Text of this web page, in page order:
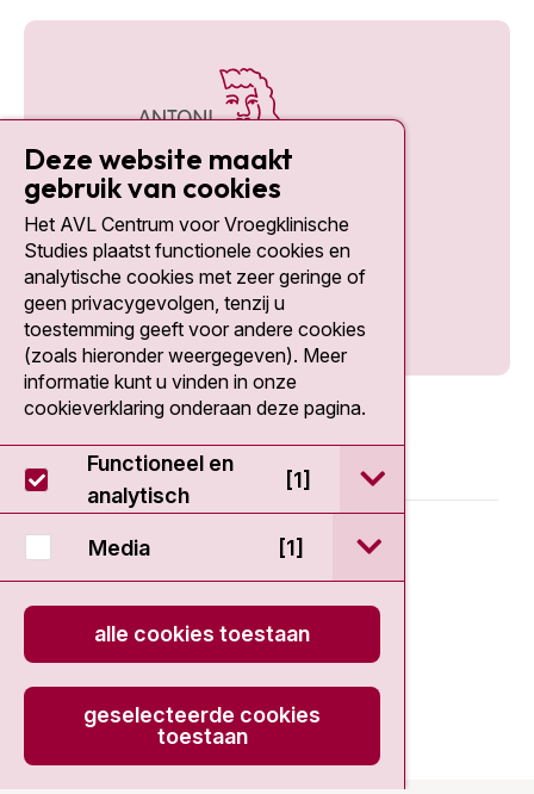
Social media
© 2026 - EDDC-NKI
Disclaimer
Cookieverklaring
Deze website maakt
gebruik van cookies
Het AVL Centrum voor Vroegklinische
Studies plaatst functionele cookies en
analytische cookies met zeer geringe of
geen privacygevolgen, tenzij u
toestemming geeft voor andere cookies
(zoals hieronder weergegeven). Meer
informatie kunt u vinden in onze
cookieverklaring onderaan deze pagina.
Functioneel en
analytisch
[1] open / sluit
Media [1] open / sluit
alle cookies toestaan
geselecteerde cookies
toestaan